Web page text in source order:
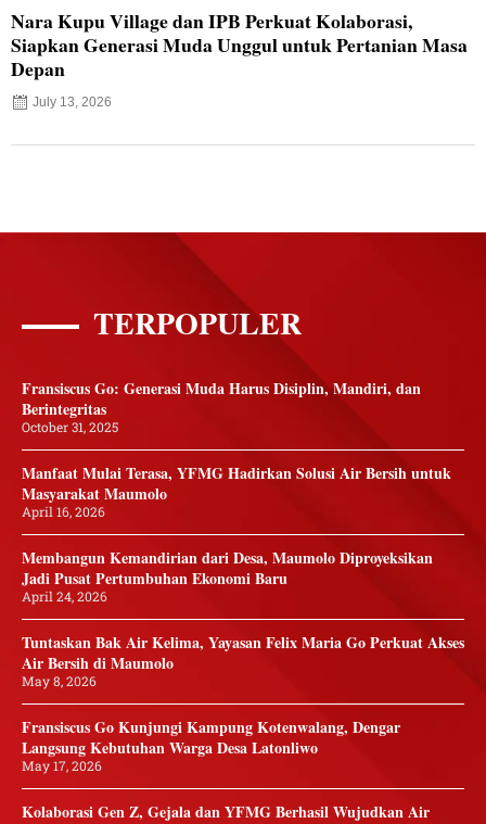
Nara Kupu Village dan IPB Perkuat Kolaborasi,
Siapkan Generasi Muda Unggul untuk Pertanian Masa
Depan
July 13, 2026
TERPOPULER
Fransiscus Go: Generasi Muda Harus Disiplin, Mandiri, dan
Berintegritas
October 31, 2025
Manfaat Mulai Terasa, YFMG Hadirkan Solusi Air Bersih untuk
Masyarakat Maumolo
April 16, 2026
Membangun Kemandirian dari Desa, Maumolo Diproyeksikan
Jadi Pusat Pertumbuhan Ekonomi Baru
April 24, 2026
Tuntaskan Bak Air Kelima, Yayasan Felix Maria Go Perkuat Akses
Air Bersih di Maumolo
May 8, 2026
Fransiscus Go Kunjungi Kampung Kotenwalang, Dengar
Langsung Kebutuhan Warga Desa Latonliwo
May 17, 2026
Kolaborasi Gen Z, Gejala dan YFMG Berhasil Wujudkan Air